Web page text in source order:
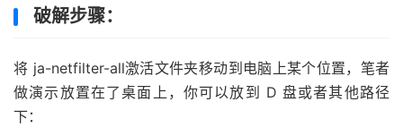
破解步骤：
将 ja-netfilter-all激活文件夹移动到电脑上某个位置，笔者
做演示放置在了桌面上，你可以放到 D 盘或者其他路径
下：